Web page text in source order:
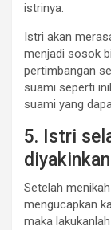
istrinya.
Istri akan
menjadi sosok
pertimbangan
suami seperti
suami yang
5. Istri
Setelah
mengucapkan
maka